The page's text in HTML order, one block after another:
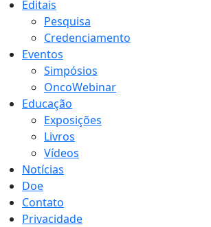
Editais
Pesquisa
Credenciamento
Eventos
Simpósios
OncoWebinar
Educação
Exposições
Livros
Vídeos
Notícias
Doe
Contato
Privacidade